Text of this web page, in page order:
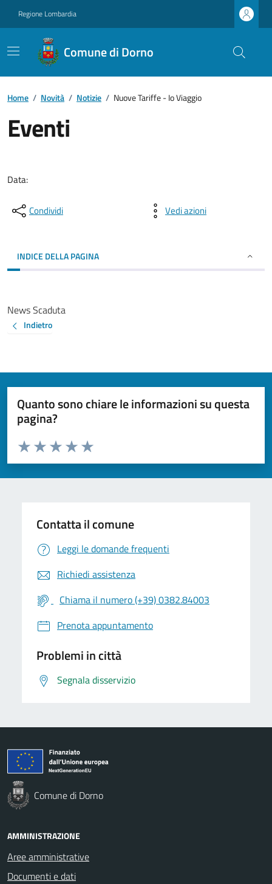
Regione Lombardia
Comune di Dorno
Home / Novità / Notizie / Nuove Tariffe - Io Viaggio
Eventi
Data:
Condividi Vedi azioni
INDICE DELLA PAGINA
News Scaduta
Indietro
Quanto sono chiare le informazioni su questa
pagina?
Valuta da 1 a 5 stelle la pagina
Valuta 5 stelle su 5
Valuta 4 stelle su 5
Valuta 3 stelle su 5
Valuta 2 stelle su 5
Valuta 1 stelle su 5
Contatta il comune
Leggi le domande frequenti
Richiedi assistenza
Chiama il numero (+39) 0382.84003
Prenota appuntamento
Problemi in città
Segnala disservizio
Comune di Dorno
AMMINISTRAZIONE
Aree amministrative
Documenti e dati